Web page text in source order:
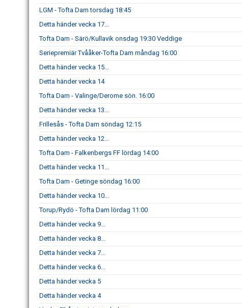
LGM - Tofta Dam torsdag 18:45
Detta händer vecka 17...
Tofta Dam - Särö/Kullavik onsdag 19:30 Veddige
Seriepremiär Tvååker-Tofta Dam måndag 16:00
Detta händer vecka 15...
Detta händer vecka 14
Tofta Dam - Valinge/Derome sön. 16:00
Detta händer vecka 13...
Frillesås - Tofta Dam söndag 12:15
Detta händer vecka 12...
Tofta Dam - Falkenbergs FF lördag 14:00
Detta händer vecka 11...
Tofta Dam - Getinge söndag 16:00
Detta händer vecka 10...
Torup/Rydö - Tofta Dam lördag 11:00
Detta händer vecka 9...
Detta händer vecka 8...
Detta händer vecka 7...
Detta händer vecka 6...
Detta händer vecka 5
Detta händer vecka 4